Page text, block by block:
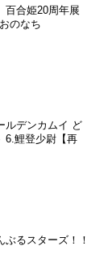
百合姫20周年展
のなち
ルデンカムイ ど
6.鯉登少尉【再
ぶるスターズ！！